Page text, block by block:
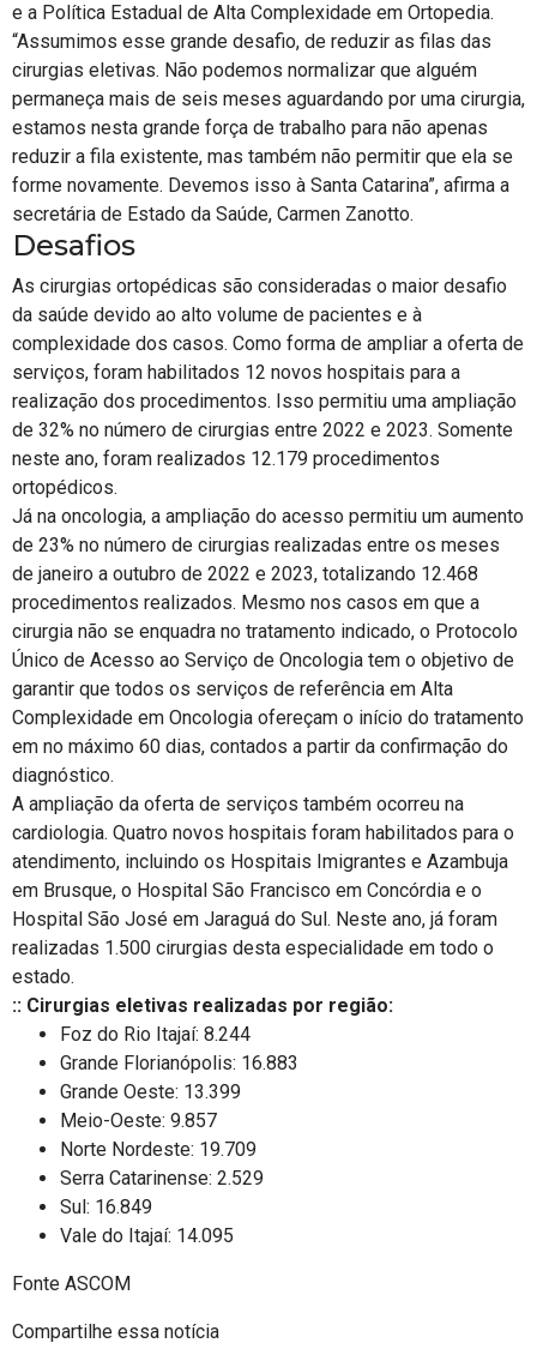
e a Política Estadual de Alta Complexidade em Ortopedia.
“Assumimos esse grande desafio, de reduzir as filas das
cirurgias eletivas. Não podemos normalizar que alguém
permaneça mais de seis meses aguardando por uma cirurgia,
estamos nesta grande força de trabalho para não apenas
reduzir a fila existente, mas também não permitir que ela se
forme novamente. Devemos isso à Santa Catarina”, afirma a
secretária de Estado da Saúde, Carmen Zanotto.
Desafios
As cirurgias ortopédicas são consideradas o maior desafio
da saúde devido ao alto volume de pacientes e à
complexidade dos casos. Como forma de ampliar a oferta de
serviços, foram habilitados 12 novos hospitais para a
realização dos procedimentos. Isso permitiu uma ampliação
de 32% no número de cirurgias entre 2022 e 2023. Somente
neste ano, foram realizados 12.179 procedimentos
ortopédicos.
Já na oncologia, a ampliação do acesso permitiu um aumento
de 23% no número de cirurgias realizadas entre os meses
de janeiro a outubro de 2022 e 2023, totalizando 12.468
procedimentos realizados. Mesmo nos casos em que a
cirurgia não se enquadra no tratamento indicado, o Protocolo
Único de Acesso ao Serviço de Oncologia tem o objetivo de
garantir que todos os serviços de referência em Alta
Complexidade em Oncologia ofereçam o início do tratamento
em no máximo 60 dias, contados a partir da confirmação do
diagnóstico.
A ampliação da oferta de serviços também ocorreu na
cardiologia. Quatro novos hospitais foram habilitados para o
atendimento, incluindo os Hospitais Imigrantes e Azambuja
em Brusque, o Hospital São Francisco em Concórdia e o
Hospital São José em Jaraguá do Sul. Neste ano, já foram
realizadas 1.500 cirurgias desta especialidade em todo o
estado.
:: Cirurgias eletivas realizadas por região:
Foz do Rio Itajaí: 8.244
Grande Florianópolis: 16.883
Grande Oeste: 13.399
Meio-Oeste: 9.857
Norte Nordeste: 19.709
Serra Catarinense: 2.529
Sul: 16.849
Vale do Itajaí: 14.095
Fonte ASCOM
Compartilhe essa notícia